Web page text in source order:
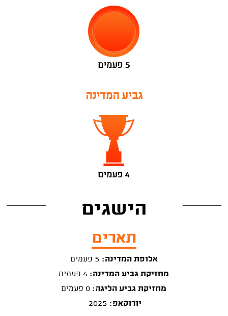
5 פעמים
גביע המדינה
4 פעמים
הישגים
תארים
אלופת המדינה:
מחזיקת גביע המדינה:
מחזיקת גביע הליגה:
יורוקאפ: